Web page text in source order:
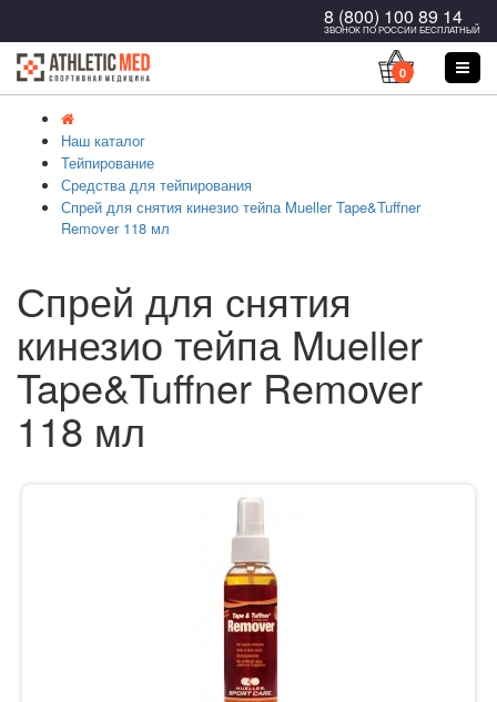
8 (800) 100 89 14
ЗВОНОК ПО РОССИИ БЕСПЛАТНЫЙ
0
Наш каталог
Тейпирование
Средства для тейпирования
Спрей для снятия кинезио тейпа Mueller Tape&Tuffner
Remover 118 мл
Спрей для снятия
кинезио тейпа Mueller
Tape&Tuffner Remover
118 мл